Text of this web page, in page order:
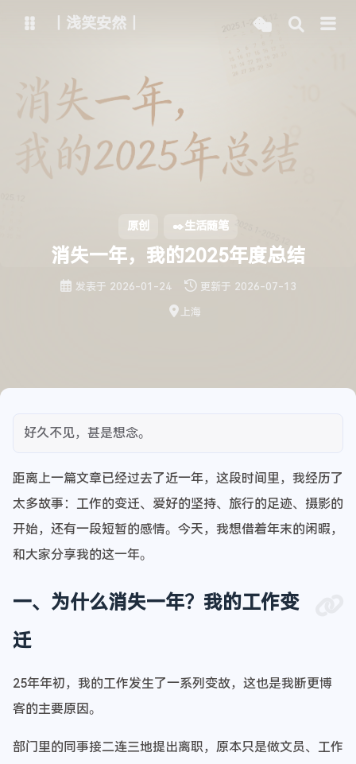
博客 文章管理
Vercel线路
Netlify线路 Github线路
腾讯混元
Kimi 字节豆包
丨浅笑安然丨
原创 ✒️生活随笔
消失一年，我的2025年度总结
发表于 2026-01-24 更新于 2026-07-13
上海
好久不见，甚是想念。
距离上一篇文章已经过去了近一年，这段时间里，我经历了
太多故事：工作的变迁、爱好的坚持、旅行的足迹、摄影的
开始，还有一段短暂的感情。今天，我想借着年末的闲暇，
和大家分享我的这一年。
一、为什么消失一年？我的工作变
迁
25年年初，我的工作发生了一系列变故，这也是我断更博
客的主要原因。
部门里的同事接二连三地提出离职，原本只是做文员、工作